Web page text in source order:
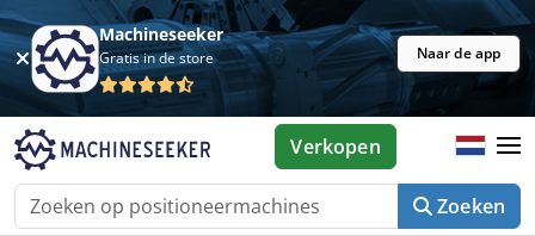
Machineseeker
Gratis in de store Naar de app
Zoeken
Verkopen